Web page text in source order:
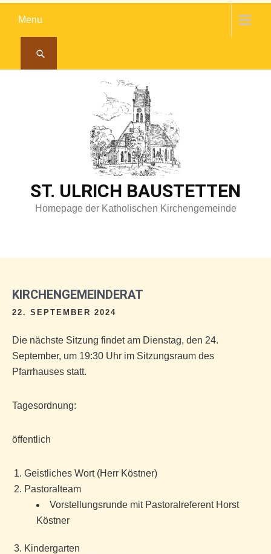
Menu
ST. ULRICH BAUSTETTEN
Homepage der Katholischen Kirchengemeinde
KIRCHENGEMEINDERAT
22. SEPTEMBER 2024
Die nächste Sitzung findet am Dienstag, den 24.
September, um 19:30 Uhr im Sitzungsraum des
Pfarrhauses statt.
Tagesordnung:
öffentlich
Geistliches Wort (Herr Köstner)
Pastoralteam
Vorstellungsrunde mit Pastoralreferent Horst
Köstner
Kindergarten